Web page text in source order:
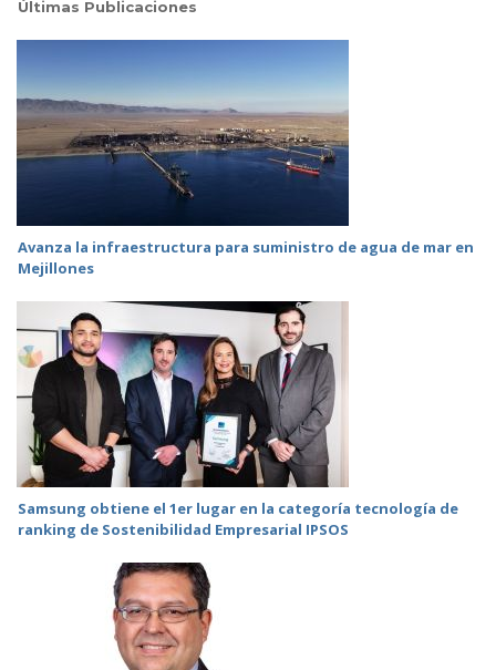
Últimas Publicaciones
Avanza la infraestructura para suministro de agua de mar en
Mejillones
Samsung obtiene el 1er lugar en la categoría tecnología de
ranking de Sostenibilidad Empresarial IPSOS